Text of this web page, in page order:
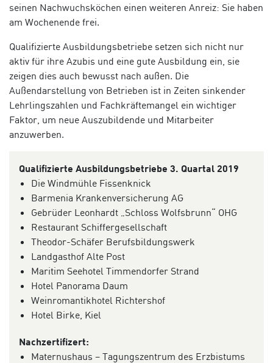
seinen Nachwuchsköchen einen weiteren Anreiz: Sie haben
am Wochenende frei.
Qualifizierte Ausbildungsbetriebe setzen sich nicht nur
aktiv für ihre Azubis und eine gute Ausbildung ein, sie
zeigen dies auch bewusst nach außen. Die
Außendarstellung von Betrieben ist in Zeiten sinkender
Lehrlingszahlen und Fachkräftemangel ein wichtiger
Faktor, um neue Auszubildende und Mitarbeiter
anzuwerben.
Qualifizierte Ausbildungsbetriebe 3. Quartal 2019
Die Windmühle Fissenknick
Barmenia Krankenversicherung AG
Gebrüder Leonhardt „Schloss Wolfsbrunn“ OHG
Restaurant Schiffergesellschaft
Theodor-Schäfer Berufsbildungswerk
Landgasthof Alte Post
Maritim Seehotel Timmendorfer Strand
Hotel Panorama Daum
Weinromantikhotel Richtershof
Hotel Birke, Kiel
Nachzertifizert:
Maternushaus – Tagungszentrum des Erzbistums